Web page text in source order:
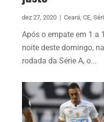
dez 27, 2020 | Ceará, CE,
Após o empate em 1 a
noite deste domingo,
rodada da Série A, o...